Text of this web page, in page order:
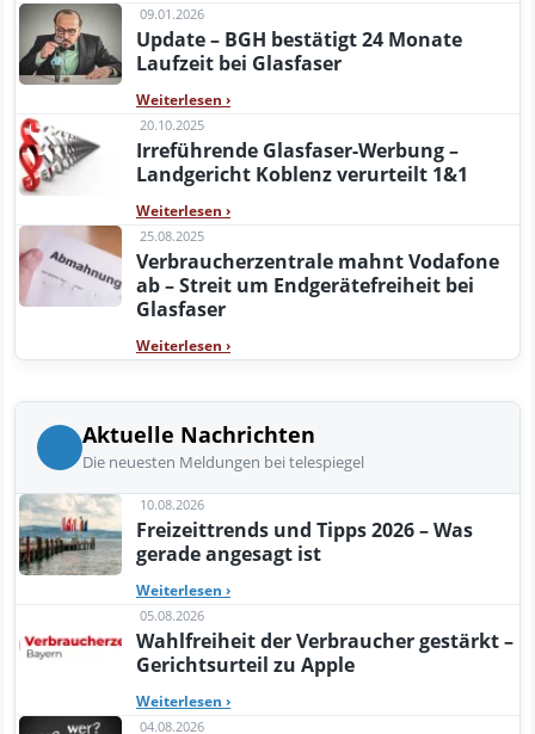
09.01.2026
Update – BGH bestätigt 24 Monate
Laufzeit bei Glasfaser
Weiterlesen ›
20.10.2025
Irreführende Glasfaser-Werbung –
Landgericht Koblenz verurteilt 1&1
Weiterlesen ›
25.08.2025
Verbraucherzentrale mahnt Vodafone
ab – Streit um Endgerätefreiheit bei
Glasfaser
Weiterlesen ›
Aktuelle Nachrichten
Die neuesten Meldungen bei telespiegel
10.08.2026
Freizeittrends und Tipps 2026 – Was
gerade angesagt ist
Weiterlesen ›
05.08.2026
Wahlfreiheit der Verbraucher gestärkt –
Gerichtsurteil zu Apple
Weiterlesen ›
04.08.2026